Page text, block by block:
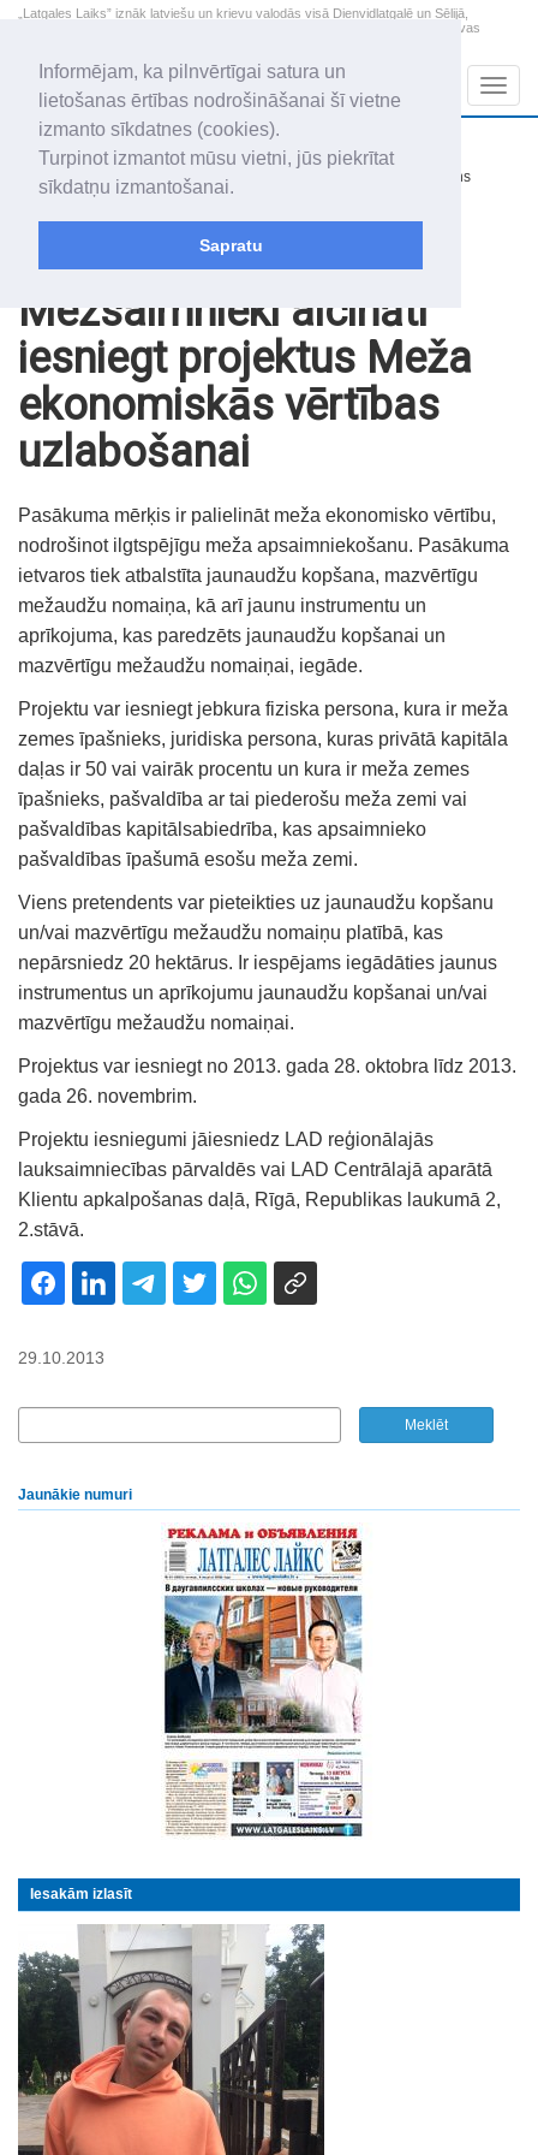
Informējam, ka pilnvērtīgai satura un
lietošanas ērtības nodrošināšanai šī vietne
izmanto sīkdatnes (cookies).
Turpinot izmantot mūsu vietni, jūs piekrītat
sīkdatņu izmantošanai.
Sapratu
„Latgales Laiks” iznāk latviešu un krievu valodās visā Dienvidlatgalē un Sēlijā,
„Latgales Laiks” latviešu valodā aptver Daugavpils valstspilsētu, Augšdaugavas
2026. gada 8. augusts
Sestdiena
Mudīte, Vladislava, Vladislavs
+12.3
nedaudz mākoņains
Mežsaimnieki aicināti
iesniegt projektus Meža
ekonomiskās vērtības
uzlabošanai
Pasākuma mērķis ir palielināt meža ekonomisko vērtību,
nodrošinot ilgtspējīgu meža apsaimniekošanu. Pasākuma
ietvaros tiek atbalstīta jaunaudžu kopšana, mazvērtīgu
mežaudžu nomaiņa, kā arī jaunu instrumentu un
aprīkojuma, kas paredzēts jaunaudžu kopšanai un
mazvērtīgu mežaudžu nomaiņai, iegāde.
Projektu var iesniegt jebkura fiziska persona, kura ir meža
zemes īpašnieks, juridiska persona, kuras privātā kapitāla
daļas ir 50 vai vairāk procentu un kura ir meža zemes
īpašnieks, pašvaldība ar tai piederošu meža zemi vai
pašvaldības kapitālsabiedrība, kas apsaimnieko
pašvaldības īpašumā esošu meža zemi.
Viens pretendents var pieteikties uz jaunaudžu kopšanu
un/vai mazvērtīgu mežaudžu nomaiņu platībā, kas
nepārsniedz 20 hektārus. Ir iespējams iegādāties jaunus
instrumentus un aprīkojumu jaunaudžu kopšanai un/vai
mazvērtīgu mežaudžu nomaiņai.
Projektus var iesniegt no 2013. gada 28. oktobra līdz 2013.
gada 26. novembrim.
Projektu iesniegumi jāiesniedz LAD reģionālajās
lauksaimniecības pārvaldēs vai LAD Centrālajā aparātā
Klientu apkalpošanas daļā, Rīgā, Republikas laukumā 2,
2.stāvā.
29.10.2013
Jaunākie numuri
Iesakām izlasīt